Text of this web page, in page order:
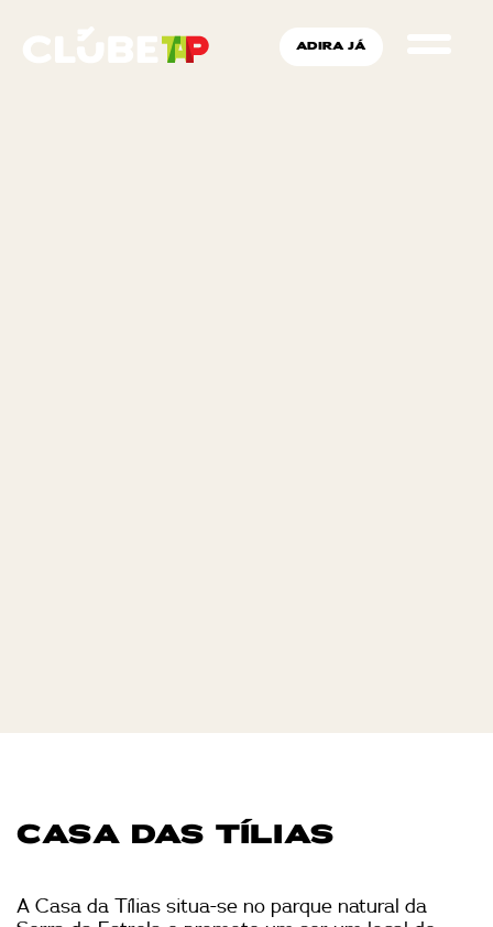
ADIRA JÁ
CASA DAS TÍLIAS
A Casa da Tílias situa-se no parque natural da